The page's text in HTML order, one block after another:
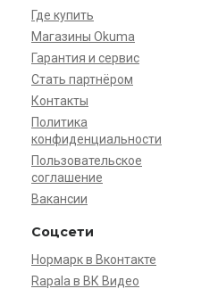
Где купить
Магазины Okuma
Гарантия и сервис
Стать партнёром
Контакты
Политика
конфиденциальности
Пользовательское
соглашение
Вакансии
Соцсети
Нормарк в Вконтакте
Rapala в ВК Видео